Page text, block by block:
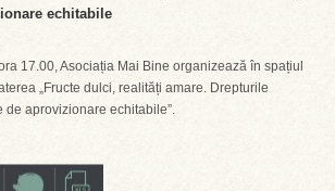
echitabile
17.00, Asociația Mai Bine organizează în spațiul
„Fructe dulci, realități amare. Drepturile
de aprovizionare echitabile”.